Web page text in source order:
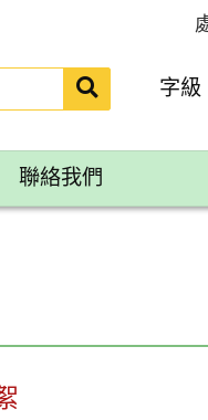
送出 字級
聯絡我們